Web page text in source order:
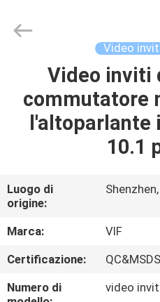
CASA
PRODOTTI
NOI
GIRO
DELLA
FABBRICA
Video
Video inviti
commutatore
l'altoparlante
10.1
Luogo di
origine:
Marca:
VIF
Certificazione:
QC&MSDS
Numero di
video